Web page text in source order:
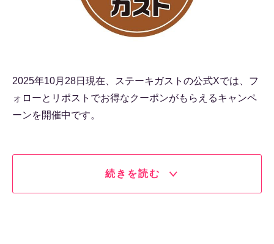
2025年10月28日現在、ステーキガストの公式Xでは、フ
ォローとリポストでお得なクーポンがもらえるキャンペ
ーンを開催中です。
続きを読む